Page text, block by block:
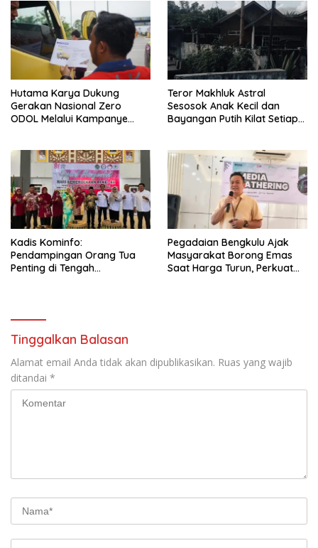
Terjadi Pelepasan Energi
Mendadak Potensi Gempa
8.4 SR dan Picu Tsunami 15
Meter
Hutama Karya Dukung
Gerakan Nasional Zero
ODOL Melalui Kampanye
Teror Makhluk Astral
Sesosok Anak Kecil dan
Bayangan Putih Kilat Setiap
Kadis Kominfo:
Pendampingan Orang Tua
Penting di Tengah
Pegadaian Bengkulu Ajak
Masyarakat Borong Emas
Saat Harga Turun, Perkuat
Tinggalkan Balasan
Alamat email Anda tidak akan dipublikasikan. Ruas yang wajib
ditandai *